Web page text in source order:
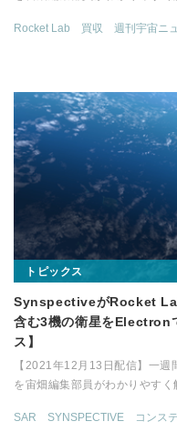
Rocket Lab 買収 週刊宇宙ニ
トピックス
SynspectiveがRocket
含む3機の衛星をElectron
ス】
【2021年12月13日配信】一
を宙畑編集部員がわかりやすく
SAR SYNSPECTIVE コンス